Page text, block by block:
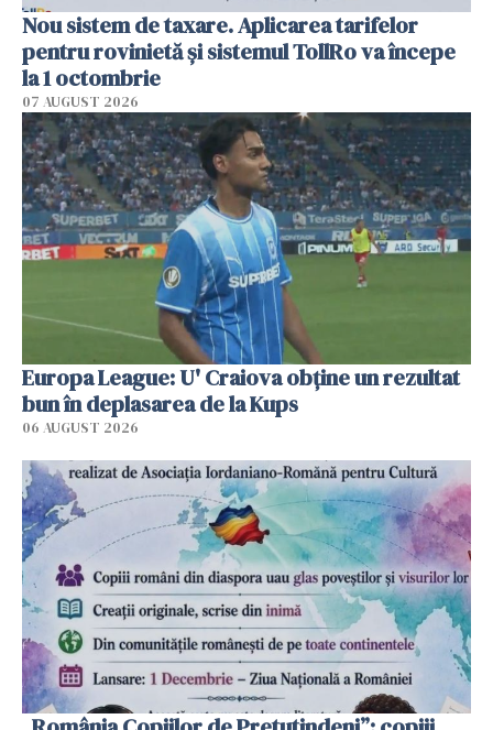
Nou sistem de taxare. Aplicarea tarifelor
pentru rovinietă şi sistemul TollRo va începe
la 1 octombrie
07 AUGUST 2026
Europa League: U' Craiova obține un rezultat
bun în deplasarea de la Kups
06 AUGUST 2026